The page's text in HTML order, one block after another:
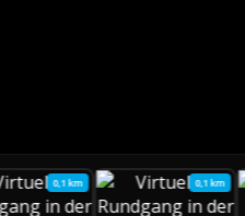
0,1 km 0,1 km